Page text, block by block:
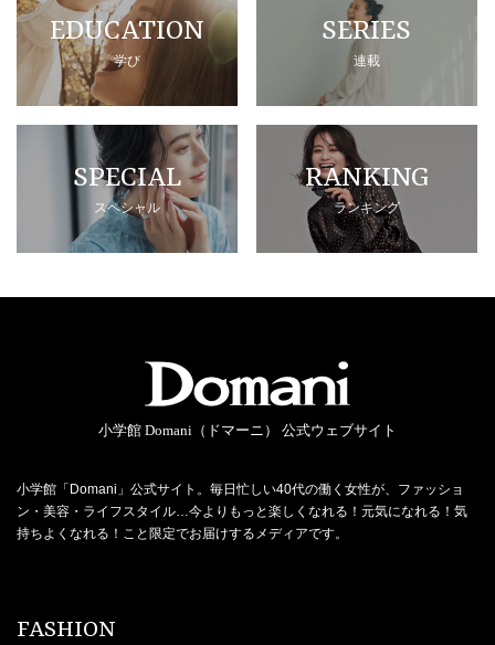
EDUCATION
学び
SERIES
連載
SPECIAL
スペシャル
RANKING
ランキング
小学館 Domani（ドマーニ） 公式ウェブサイト
小学館「Domani」公式サイト。毎日忙しい40代の働く女性が、ファッショ
ン・美容・ライフスタイル…今よりもっと楽しくなれる！元気になれる！気
持ちよくなれる！こと限定でお届けするメディアです。
FASHION